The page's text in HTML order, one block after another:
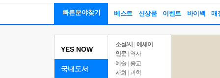
빠른분야찾기 베스트 신상품 이벤트 바이백 매
YES NOW
국내도서
소설/시
에세이
인문
역사
예술 | 종교
사회 | 과학